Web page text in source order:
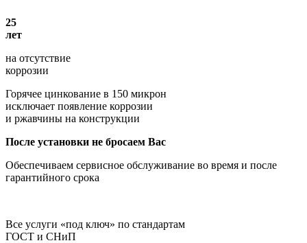
25
лет
на отсутствие
коррозии
Горячее цинкование в 150 микрон
исключает появление коррозии
и ржавчины на конструкции
После установки не бросаем Вас
Обеспечиваем сервисное обслуживание во время и после
гарантийного срока
Все услуги «под ключ» по стандартам
ГОСТ и СНиП